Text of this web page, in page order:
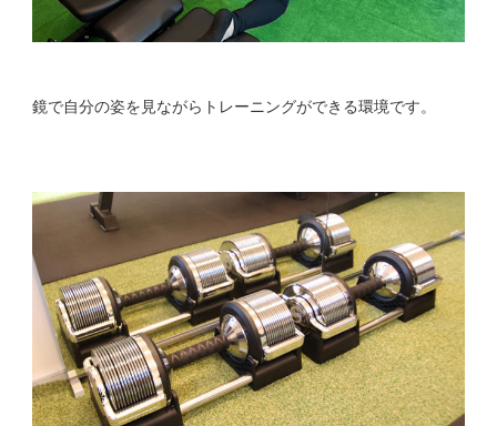
鏡で自分の姿を見ながらトレーニングができる環境です。